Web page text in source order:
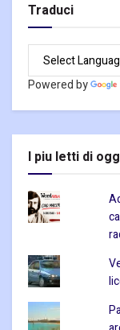
Traduci
Powered by
I piu letti di